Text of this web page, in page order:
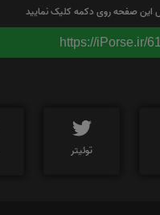
این صفحه روی دکمه کلیک نمایید
https://iPorse.ir/
توئیتر